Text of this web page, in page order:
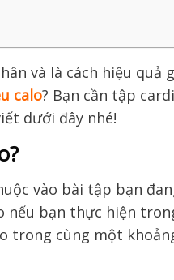
và là cách hiệu quả
calo? Bạn cần tập
dưới đây nhé!
vào bài tập bạn
nếu bạn thực hiện
trong cùng một